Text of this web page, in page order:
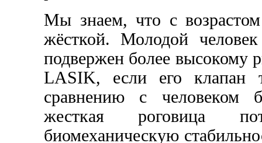
Мы знаем, что с возрастом
жёсткой. Молодой
подвержен более высокому
LASIK, если его клапан
сравнению с человеком
жесткая роговица
биомеханическую